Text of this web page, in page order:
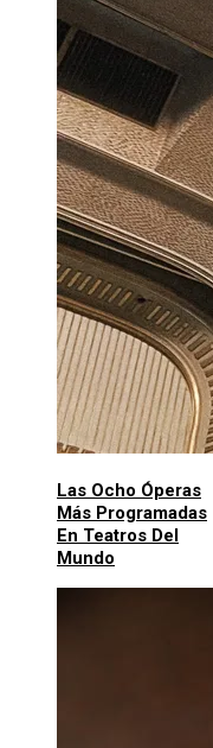
Las Ocho Óperas
Más Programadas
En Teatros Del
Mundo